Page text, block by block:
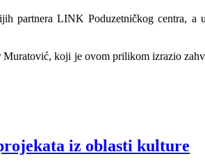
partnera LINK Poduzetničkog centra,
koji je ovom prilikom izrazio
iz oblasti kulture